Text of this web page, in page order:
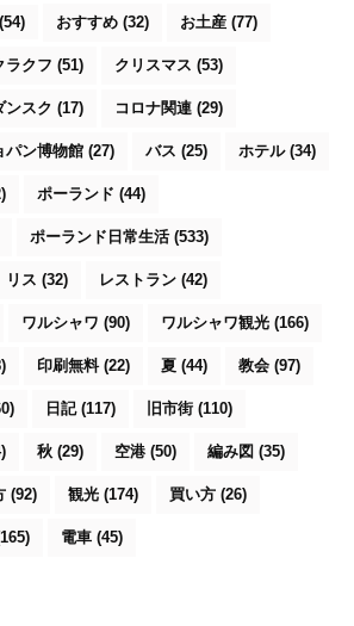
(54) おすすめ (32) お土産 (77)
ラクフ (51) クリスマス (53)
ンスク (17) コロナ関連 (29)
パン博物館 (27) バス (25) ホテル(34)
ポーランド (44)
ポーランド日常生活(533)
リス (32) レストラン (42)
ワルシャワ (90) ワルシャワ観光 (166)
印刷無料(22) 夏 (44) 教会 (97)
日記(117) 旧市街 (110)
秋 (29) 空港 (50) 編み図 (35)
(92) 観光 (174) 買い方 (26)
電車 (45)